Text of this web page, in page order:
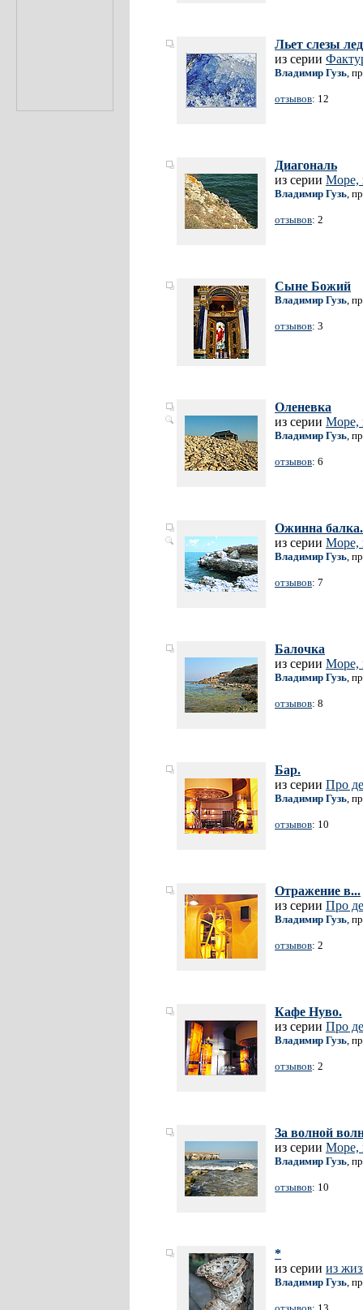
Льет слезы
из серии
Владимир Гузь,
отзывов: 12
Диагональ
из серии Море,
Владимир Гузь,
отзывов: 2
Сыне Божий
Владимир Гузь,
отзывов: 3
Оленевка
из серии Море,
Владимир Гузь,
отзывов: 6
Ожинна балка.
из серии Море,
Владимир Гузь,
отзывов: 7
Балочка
из серии Море,
Владимир Гузь,
отзывов: 8
Бар.
из серии Про
Владимир Гузь,
отзывов: 10
Отражение в...
из серии Про
Владимир Гузь,
отзывов: 2
Кафе Нуво.
из серии Про
Владимир Гузь,
отзывов: 2
За волной
из серии Море,
Владимир Гузь,
отзывов: 10
*
из серии из
Владимир Гузь,